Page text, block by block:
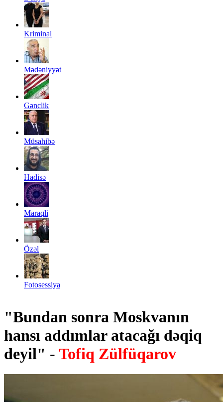
Kriminal
Mədəniyyət
Gənclik
Müsahibə
Hadisə
Maraqli
Özəl
Fotosessiya
"Bundan sonra Moskvanın
hansı addımlar atacağı dəqiq
deyil" - Tofiq Zülfüqarov